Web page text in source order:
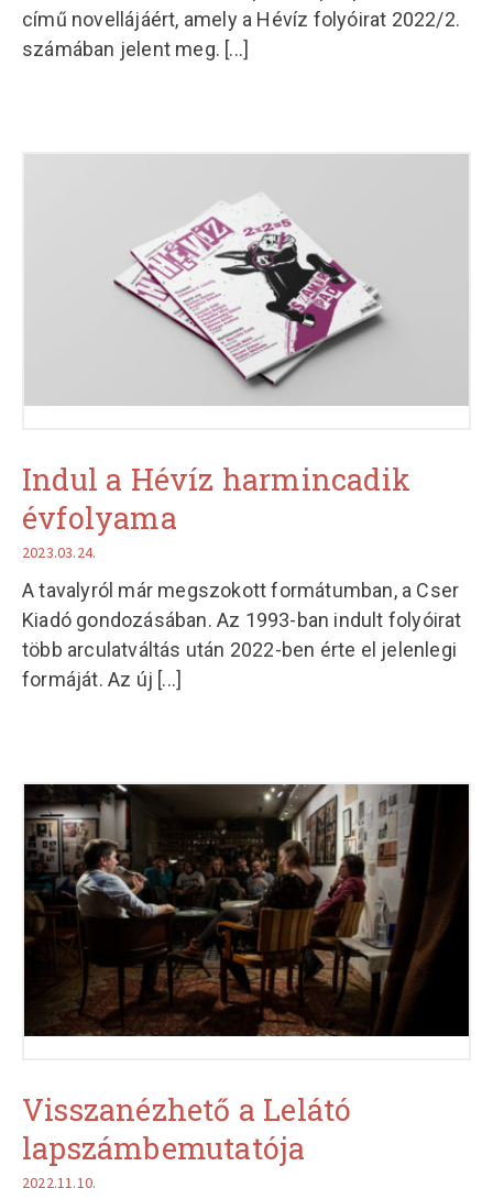
című novellájáért, amely a Hévíz folyóirat 2022/2.
számában jelent meg. [...]
Indul a Hévíz harmincadik
évfolyama
2023.03.24.
A tavalyról már megszokott formátumban, a Cser
Kiadó gondozásában. Az 1993-ban indult folyóirat
több arculatváltás után 2022-ben érte el jelenlegi
formáját. Az új [...]
Visszanézhető a Lelátó
lapszámbemutatója
2022.11.10.